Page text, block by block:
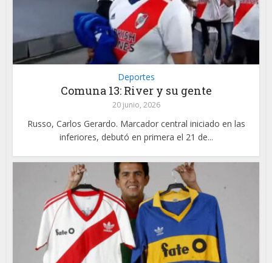
Deportes
Comuna 13: River y su gente
20 junio, 2026
Russo, Carlos Gerardo. Marcador central iniciado en las
inferiores, debutó en primera el 21 de...